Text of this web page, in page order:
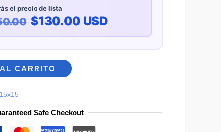
el precio de lista
$130.00 USD
CARRITO
15x15
Safe Checkout